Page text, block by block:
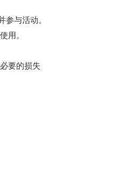
参与活动。
用。
要的损失